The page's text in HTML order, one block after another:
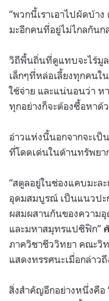
“พวกนี้เราเอาไปผัดบ้า
มะอีกคนที่อยู่ไม่ไกลกันก
วิถีพื้นถิ่นที่ดูแทบจะไร้มูล
เล็กๆที่หล่อเลี้ยงทุกคนใ
ใช้จ่าย และแน่นอนว่า ห
ทุกอย่างก็จะต้องซื้อหาด้
อ่าวแห่งนี้นอกจากจะเ
ที่โดดเด่นในด้านทรัพยา
“สตูลอยู่ในช่องแคบมะล
อุดมสมบูรณ์ เป็นแนวปะ
ผสมผสานกันของความ
และมหาสมุทรแปซิฟิก”
ภาควิชาชีววิทยา คณะวิ
แสดงทรรศนะเมื่อกล่าว
สิ่งสำคัญอีกอย่างหนึ่งคือ